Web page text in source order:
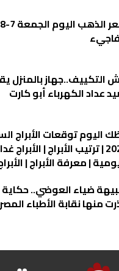
التكييف..جهاز بالمنزل
عداد الكهرباء أبو كارت
2026 | ترتيب الأبراج | الأبراج
| معرفة الأبراج |
ضياء العوضي.. حكاية
منها نقابة الأطباء